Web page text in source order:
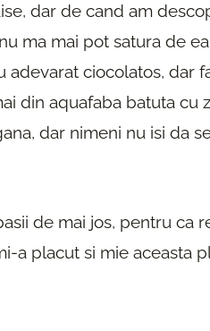
dar de cand am
ma mai pot satura de
ciocolatos, dar
din aquafaba batuta cu
dar nimeni nu isi da
de mai jos, pentru ca
a placut si mie aceasta